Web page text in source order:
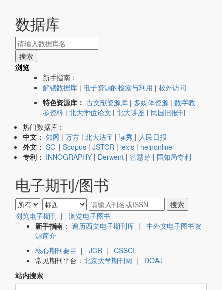
数据库
浏览
新手指南：
解锁数据库 | 电子资源的检索与利用 | 校外访问
特色资源库： 古文献资源库 | 多媒体资源 | 数字教
参资料 | 北大学位论文 | 北大讲座 | 民国旧报刊
热门数据库：
中文： 知网 | 万方 | 北大法宝 | 读秀 | 人民日报
外文： SCI | Scopus | JSTOR | lexis | heinonline
专利： INNOGRAPHY | Derwent | 智慧芽 | 国知局专利
电子期刊/图书
浏览电子期刊 | 浏览电子图书
新手指南 ： 遍历西文电子期刊库 | 中外文电子图书资
源简介
核心期刊要目 | JCR | CSSCI
常见期刊平台： 北京大学期刊网 | DOAJ
站内搜索